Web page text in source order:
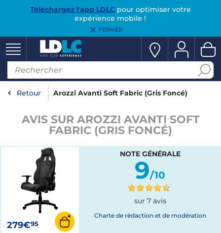
Téléchargez l'app LDLCpour optimiser votre
expérience mobile !
FERMER
Retour Arozzi Avanti Soft Fabric (Gris Foncé)
AVIS SUR AROZZI AVANTI SOFT
FABRIC (GRIS FONCÉ)
279€95
NOTE GÉNÉRALE
9/10
sur 7 avis
Charte de rédaction et de modération